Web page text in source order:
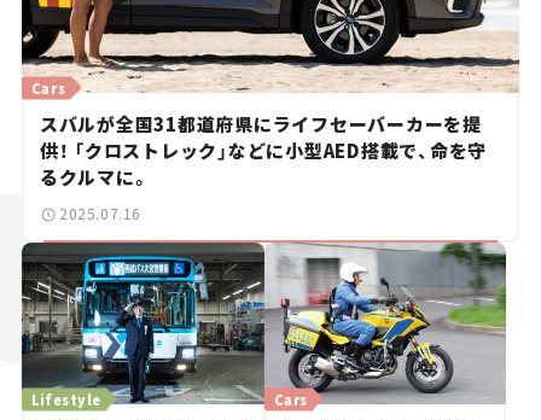
Cars
スバルが全国31都道府県にライフセーバーカーを提
供！ 「クロストレック」などに小型AED搭載で、命を守
るクルマに。
2025.07.16
Lifestyle Cars